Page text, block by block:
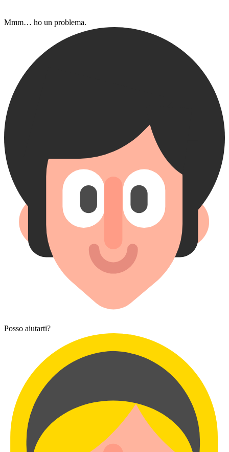
Mmm…​ ho un problema.
Posso aiutarti?